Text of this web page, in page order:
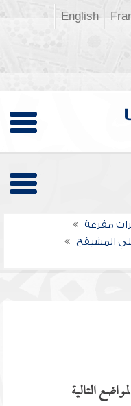
English
مفرغة
المشيقح
التالية